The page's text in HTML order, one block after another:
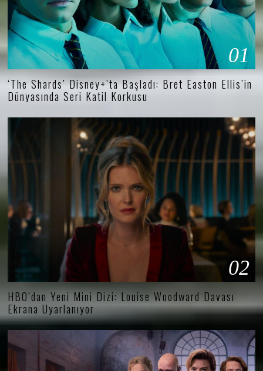
01
‘The Shards’ Disney+’ta Başladı: Bret Easton Ellis’in
Dünyasında Seri Katil Korkusu
02
HBO’dan Yeni Mini Dizi: Louise Woodward Davası
Ekrana Uyarlanıyor